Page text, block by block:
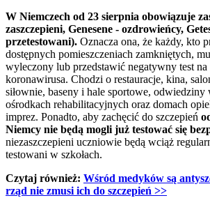
W Niemczech od 23 sierpnia obowiązuje
zaszczepieni, Genesene - ozdrowieńcy,
przetestowani). Oznacza ona, że każdy, kto
dostępnych pomieszczeniach zamkniętych,
wyleczony lub przedstawić negatywny test na
koronawirusa. Chodzi o restauracje, kina,
siłownie, baseny i hale sportowe, odwiedziny
ośrodkach rehabilitacyjnych oraz domach
imprez. Ponadto, aby zachęcić do szczepień
Niemcy nie będą mogli już testować się
niezaszczepieni uczniowie będą wciąż
testowani w szkołach.
Czytaj również: Wśród medyków są
rząd nie zmusi ich do szczepień >>